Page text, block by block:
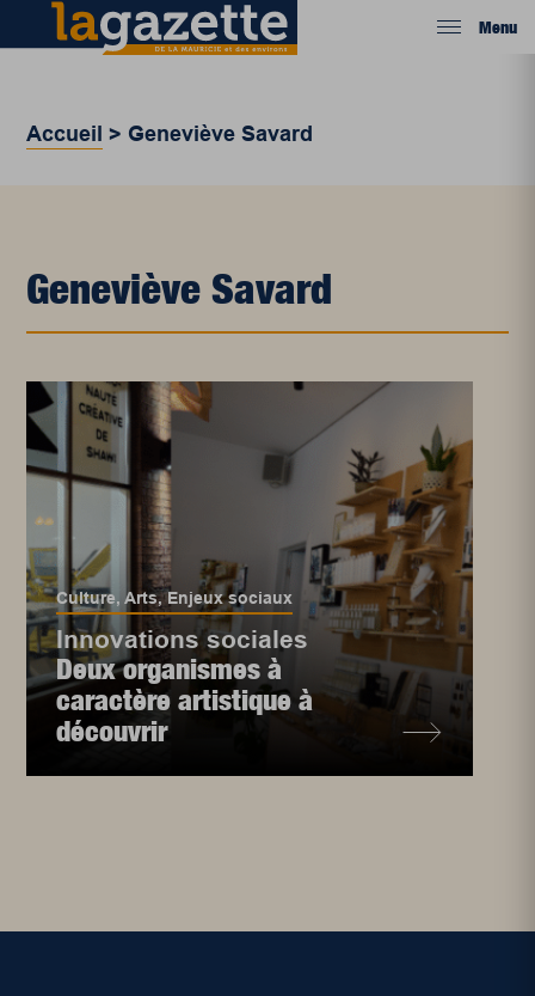
Menu
Accueil > Geneviève Savard
Geneviève Savard
Culture,Arts,Enjeux sociaux
Innovations sociales
Deux organismes à
caractère artistique à
découvrir